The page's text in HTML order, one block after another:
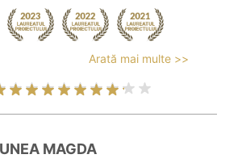
Arată mai multe >>
MAGDA